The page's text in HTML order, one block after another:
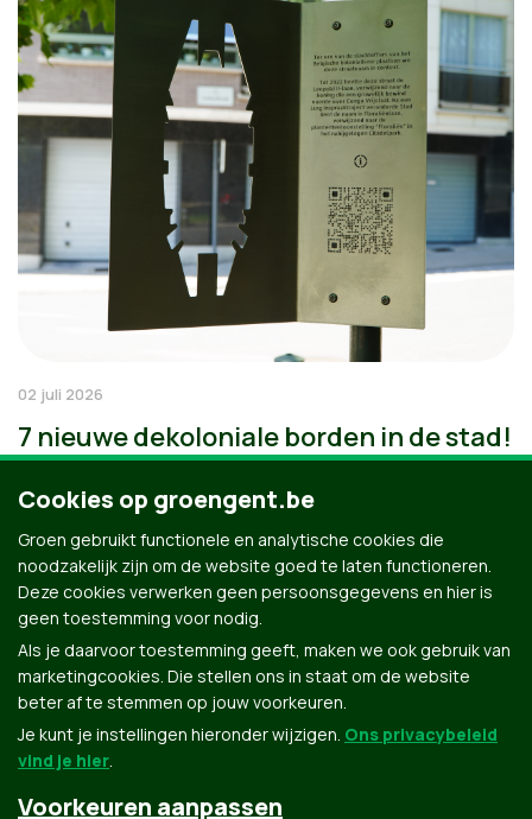
02 juli 2026
7 nieuwe dekoloniale borden in de stad!
Cookies op groengent.be
Groen gebruikt functionele en analytische cookies die
noodzakelijk zijn om de website goed te laten functioneren.
Deze cookies verwerken geen persoonsgegevens en hier is
geen toestemming voor nodig.
Als je daarvoor toestemming geeft, maken we ook gebruik van
marketingcookies. Die stellen ons in staat om de website
beter af te stemmen op jouw voorkeuren.
Je kunt je instellingen hieronder wijzigen. Ons privacybeleid
vind je hier.
Voorkeuren aanpassen